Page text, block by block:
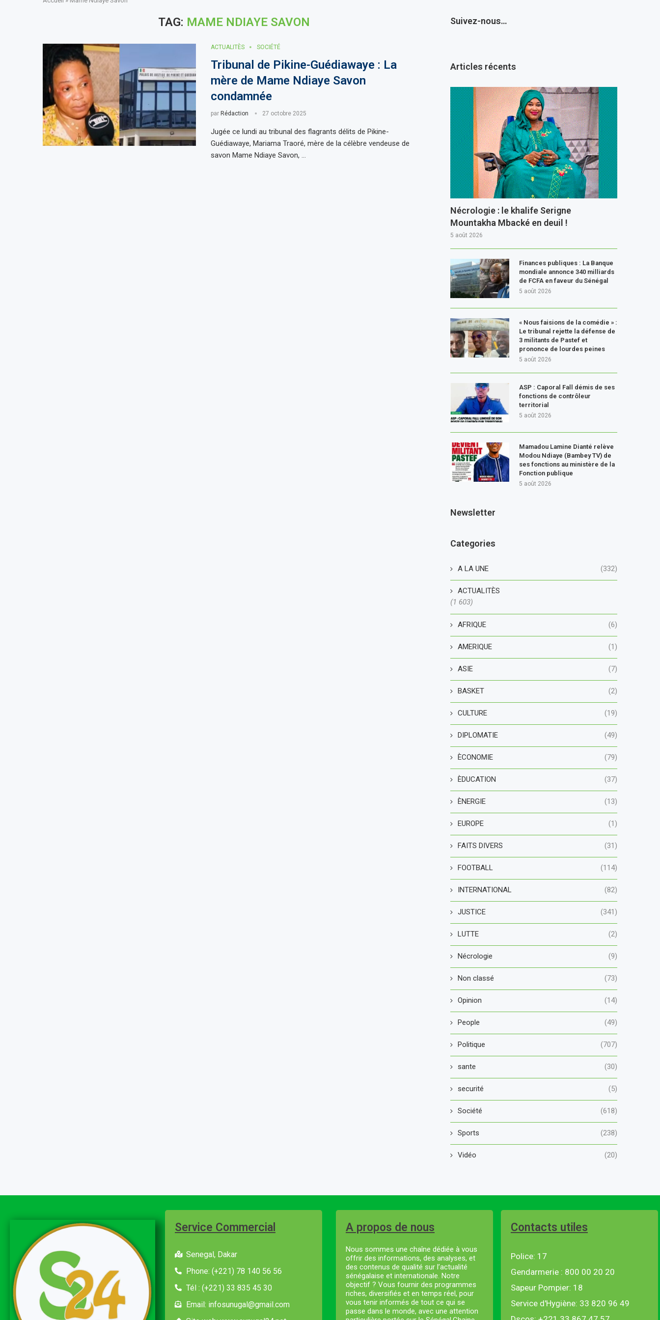
TAG: MAME NDIAYE SAVON
ACTUALITÈS SOCIÉTÉ
Tribunal de Pikine-Guédiawaye : La
mère de Mame Ndiaye Savon
condamnée
par Rédaction 27 octobre 2025
Jugée ce lundi au tribunal des flagrants délits de Pikine-
Guédiawaye, Mariama Traoré, mère de la célèbre vendeuse de
savon Mame Ndiaye Savon, …
Suivez-nous…
Articles récents
Nécrologie : le khalife Serigne
Mountakha Mbacké en deuil !
5 août 2026
Finances publiques : La Banque
mondiale annonce 340 milliards
de FCFA en faveur du Sénégal
5 août 2026
« Nous faisions de la comédie » :
Le tribunal rejette la défense de
3 militants de Pastef et
prononce de lourdes peines
5 août 2026
ASP : Caporal Fall démis de ses
fonctions de contrôleur
territorial
5 août 2026
Mamadou Lamine Dianté relève
Modou Ndiaye (Bambey TV) de
ses fonctions au ministère de la
Fonction publique
5 août 2026
Newsletter
Categories
A LA UNE (332)
ACTUALITÈS
(1 603)
AFRIQUE (6)
AMERIQUE (1)
ASIE (7)
BASKET (2)
CULTURE (19)
DIPLOMATIE (49)
ÈCONOMIE (79)
ÈDUCATION (37)
ÈNERGIE (13)
EUROPE (1)
FAITS DIVERS (31)
FOOTBALL (114)
INTERNATIONAL (82)
JUSTICE (341)
LUTTE (2)
Nécrologie (9)
Non classé (73)
Opinion (14)
People (49)
Politique (707)
sante (30)
securité (5)
Société (618)
Sports (238)
Vidéo (20)
Service Commercial
Senegal, Dakar
Phone: (+221) 78 140 56 56
Tél : (+221) 33 835 45 30
Email: infosunugal@gmail.com
A propos de nous
Nous sommes une chaîne dédiée à vous
offrir des informations, des analyses, et
des contenus de qualité sur l’actualité
sénégalaise et internationale. Notre
objectif ? Vous fournir des programmes
riches, diversifiés et en temps réel, pour
vous tenir informés de tout ce qui se
passe dans le monde, avec une attention
Contacts utiles
Police: 17
Gendarmerie : 800 00 20 20
Sapeur Pompier: 18
Service d'Hygiène: 33 820 96 49